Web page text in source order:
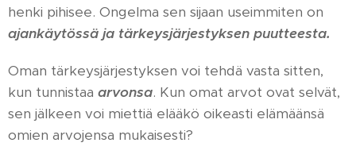
henki pihisee. Ongelma sen sijaan useimmiten on
ajankäytössä ja tärkeysjärjestyksen puutteesta.
Oman tärkeysjärjestyksen voi tehdä vasta sitten,
kun tunnistaa arvonsa. Kun omat arvot ovat selvät,
sen jälkeen voi miettiä elääkö oikeasti elämäänsä
omien arvojensa mukaisesti?